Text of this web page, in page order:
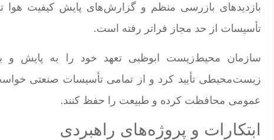
بازدیدهای بازرسی منظم و گزارش‌های پایش کیفیت هوا
تأسیسات از حد مجاز فراتر رفته است.
سازمان محیط‌زیست ابوظبی تعهد خود را به پایش و
زیست‌محیطی تأیید کرد و از تمامی تأسیسات صنعتی
عمومی محافظت کرده و طبیعت را حفظ کنند.
ابتکارات و پروژه‌های راهبردی